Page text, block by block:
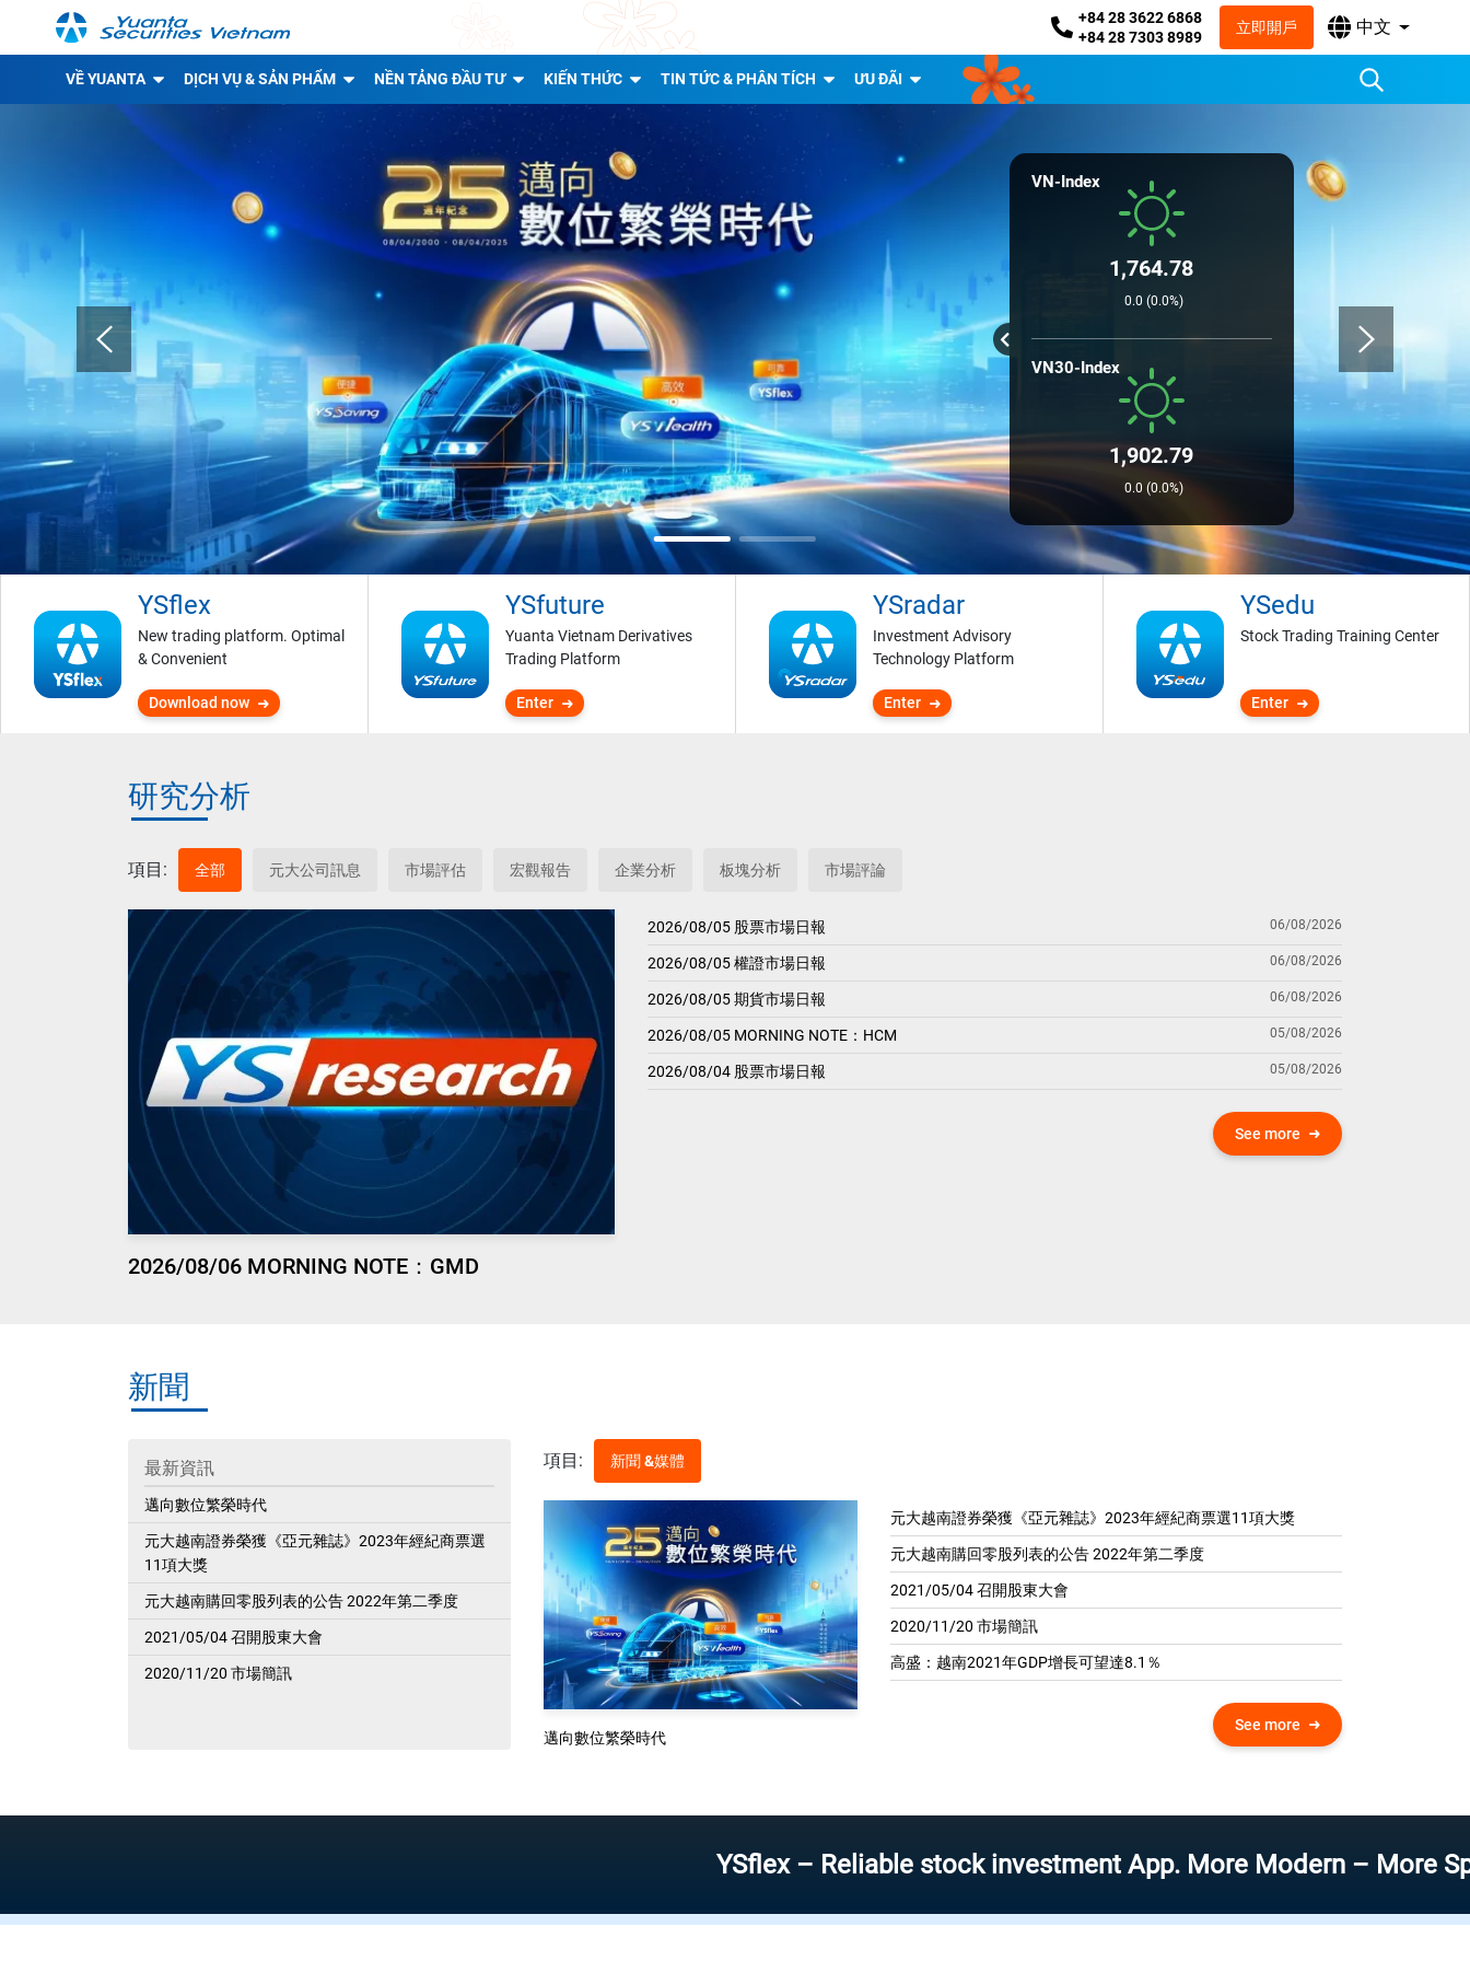
+84 28 3622 6868
+84 28 7303 8989
立即開戶 中文
VỀ YUANTA DỊCH VỤ & SẢN PHẨM NỀN TẢNG ĐẦU TƯ KIẾN THỨC TIN TỨC & PHÂN TÍCH ƯU ĐÃI
VN-Index
1,764.78
0.0 (0.0%)
VN30-Index
1,902.79
0.0 (0.0%)
YSflex
New trading platform. Optimal
& Convenient
Download now
YSfuture
Yuanta Vietnam Derivatives
Trading Platform
Enter
YSradar
Investment Advisory
Technology Platform
Enter
YSedu
Stock Trading Training Center
Enter
研究分析
項目: 全部 元大公司訊息 市場評估 宏觀報告 企業分析 板塊分析 市場評論
2026/08/06 MORNING NOTE：GMD
2026/08/05 股票市場日報 06/08/2026
2026/08/05 權證市場日報 06/08/2026
2026/08/05 期貨市場日報 06/08/2026
2026/08/05 MORNING NOTE：HCM 05/08/2026
2026/08/04 股票市場日報 05/08/2026
See more
新聞
最新資訊
邁向數位繁榮時代
元大越南證券榮獲《亞元雜誌》2023年經紀商票選
11項大獎
元大越南購回零股列表的公告 2022年第二季度
2021/05/04 召開股東大會
2020/11/20 市場簡訊
項目: 新聞 &媒體
邁向數位繁榮時代
元大越南證券榮獲《亞元雜誌》2023年經紀商票選11項大獎
元大越南購回零股列表的公告 2022年第二季度
2021/05/04 召開股東大會
2020/11/20 市場簡訊
高盛：越南2021年GDP增​​長可望達8.1％
See more
YSflex – Reliable stock investment App. More Modern – More Speed –